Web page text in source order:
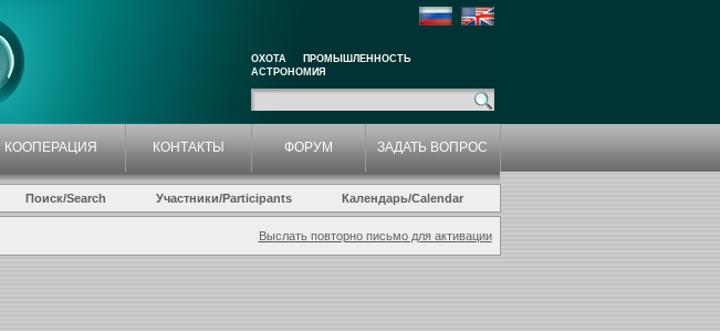
ОХОТА
ПРОМЫШЛЕННОСТЬ
АСТРОНОМИЯ
КООПЕРАЦИЯ КОНТАКТЫ ФОРУМ ЗАДАТЬ ВОПРОС
Поиск/Search Участники/Participants Календарь/Calendar
Выслать повторно письмо для активации